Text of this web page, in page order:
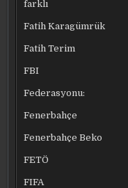
farklı
Fatih Karagümrük
Fatih Terim
FBI
Federasyonu:
Fenerbahçe
Fenerbahçe Beko
FETÖ
FIFA